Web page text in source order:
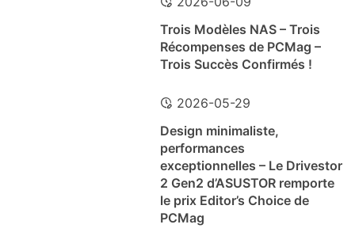
Trois Modèles NAS – Trois
Récompenses de PCMag –
Trois Succès Confirmés !
2026-05-29
Design minimaliste,
performances
exceptionnelles – Le Drivestor
2 Gen2 d’ASUSTOR remporte
le prix Editor’s Choice de
PCMag